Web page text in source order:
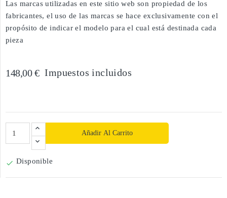
Las marcas utilizadas en este sitio web son propiedad de los
fabricantes, el uso de las marcas se hace exclusivamente con el
propósito de indicar el modelo para el cual está destinada cada
pieza
148,00 € Impuestos incluidos
Añadir Al Carrito
 Disponible